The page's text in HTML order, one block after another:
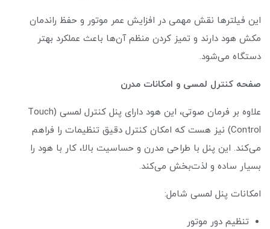
این فیلترها نقش مهمی در افزایش عمر موتور و حفظ راندمان
مکش هود دارند و تمیز کردن منظم آن‌ها باعث عملکرد بهتر
دستگاه می‌شود.
صفحه کنترل لمسی و امکانات مدرن
علاوه بر فرمان صوتی، این هود دارای پنل کنترل لمسی (Touch
Control) نیز هست که امکان کنترل دقیق تنظیمات را فراهم
می‌کند. این پنل با طراحی مدرن و حساسیت بالا، کار با هود را
بسیار ساده و لذت‌بخش می‌کند.
امکانات پنل لمسی شامل:
تنظیم دور موتور